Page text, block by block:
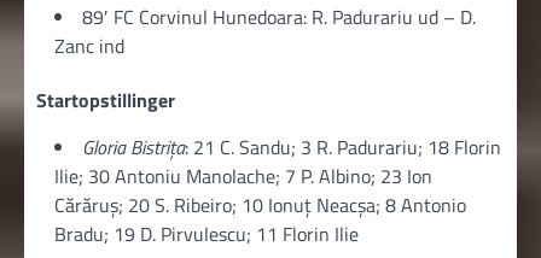
89′ FC Corvinul Hunedoara: R. Padurariu ud – D.
Zanc ind
Startopstillinger
Gloria Bistriţa: 21 C. Sandu; 3 R. Padurariu; 18 Florin
Ilie; 30 Antoniu Manolache; 7 P. Albino; 23 Ion
Cărăruș; 20 S. Ribeiro; 10 Ionuţ Neacșa; 8 Antonio
Bradu; 19 D. Pirvulescu; 11 Florin Ilie